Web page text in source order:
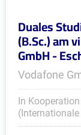
Duales
(B.Sc.) am
GmbH -
Vodafone
In